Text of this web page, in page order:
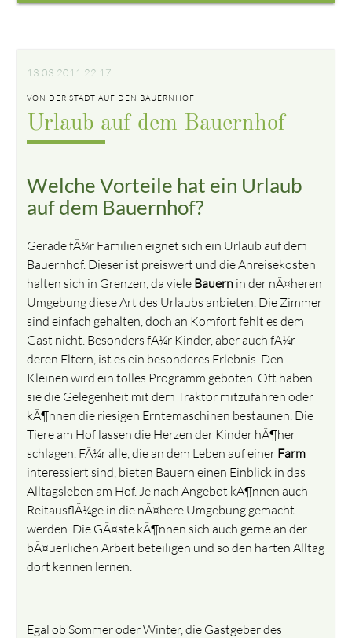
13.03.2011 22:17
VON DER STADT AUF DEN BAUERNHOF
Urlaub auf dem Bauernhof
Welche Vorteile hat ein Urlaub
auf dem Bauernhof?
Gerade fÃ¼r Familien eignet sich ein Urlaub auf dem
Bauernhof. Dieser ist preiswert und die Anreisekosten
halten sich in Grenzen, da viele Bauern in der nÃ¤heren
Umgebung diese Art des Urlaubs anbieten. Die Zimmer
sind einfach gehalten, doch an Komfort fehlt es dem
Gast nicht. Besonders fÃ¼r Kinder, aber auch fÃ¼r
deren Eltern, ist es ein besonderes Erlebnis. Den
Kleinen wird ein tolles Programm geboten. Oft haben
sie die Gelegenheit mit dem Traktor mitzufahren oder
kÃ¶nnen die riesigen Erntemaschinen bestaunen. Die
Tiere am Hof lassen die Herzen der Kinder hÃ¶her
schlagen. FÃ¼r alle, die an dem Leben auf einer Farm
interessiert sind, bieten Bauern einen Einblick in das
Alltagsleben am Hof. Je nach Angebot kÃ¶nnen auch
ReitausflÃ¼ge in die nÃ¤here Umgebung gemacht
werden. Die GÃ¤ste kÃ¶nnen sich auch gerne an der
bÃ¤uerlichen Arbeit beteiligen und so den harten Alltag
dort kennen lernen.
Egal ob Sommer oder Winter, die Gastgeber des